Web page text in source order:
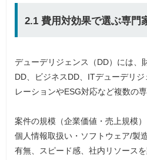
2.1 費用対効果で選ぶ専門
デューデリジェンス（DD）には、
DD、ビジネスDD、ITデューデリ
レーションやESG対応など複数の
案件の規模（企業価値・売上規模
個人情報取扱い・ソフトウェア/製
有無、スピード感、社内リソース